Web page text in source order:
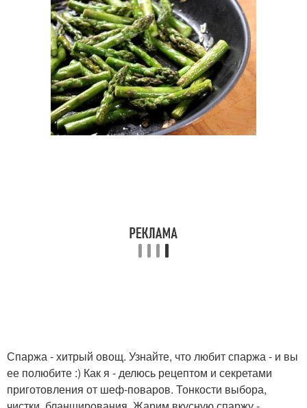
Спаржа с овощами Спаржи в зависимости
Спаржа в духовке Вкусная спаржа
Спаржа - хитрый овощ. Узнайте, что любит спаржа - и вы
ее полюбите :) Как я - делюсь рецептом и секретами
приготовления от шеф-поваров. Тонкости выбора,